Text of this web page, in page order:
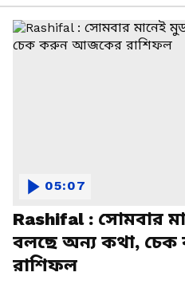
Rashifal : সোমবার
বলছে অন্য কথা,
রাশিফল
05:07